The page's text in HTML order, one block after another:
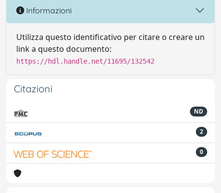
Informazioni
Utilizza questo identificativo per citare o creare un
link a questo documento:
https://hdl.handle.net/11695/132542
Citazioni
ND
2
0